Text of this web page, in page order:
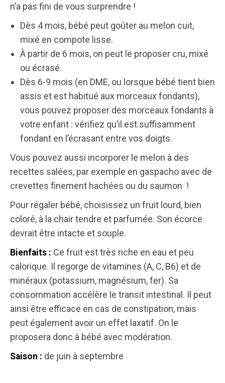
n’a pas fini de vous surprendre !
Dès 4 mois, bébé peut goûter au melon cuit,
mixé en compote lisse.
À partir de 6 mois, on peut le proposer cru, mixé
ou écrasé.
Dès 6-9 mois (en DME, ou lorsque bébé tient bien
assis et est habitué aux morceaux fondants),
vous pouvez proposer des morceaux fondants à
votre enfant : vérifiez qu’il est suffisamment
fondant en l’écrasant entre vos doigts.
Vous pouvez aussi incorporer le melon à des
recettes salées, par exemple en gaspacho avec de
crevettes finement hachées ou du saumon !
Pour régaler bébé, choisissez un fruit lourd, bien
coloré, à la chair tendre et parfumée. Son écorce
devrait être intacte et souple.
Bienfaits : Ce fruit est très riche en eau et peu
calorique. Il regorge de vitamines (A, C, B6) et de
minéraux (potassium, magnésium, fer). Sa
consommation accélère le transit intestinal. Il peut
ainsi être efficace en cas de constipation, mais
peut également avoir un effet laxatif. On le
proposera donc à bébé avec modération.
Saison : de juin à septembre